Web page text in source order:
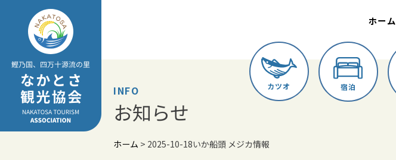
content
ホーム
カツオ 宿泊
INFO
お知らせ
ホーム > 2025-10-18いか船頭 メジカ情報